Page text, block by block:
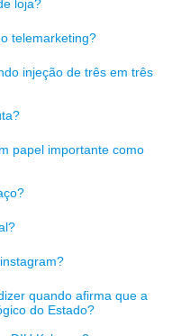
loja?
telemarketing?
injeção de três em três
papel importante como
quando afirma que a
do Estado?